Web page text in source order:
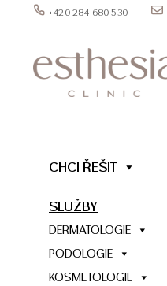
+420 284 680 530
CHCI ŘEŠIT
SLUŽBY
DERMATOLOGIE
PODOLOGIE
KOSMETOLOGIE